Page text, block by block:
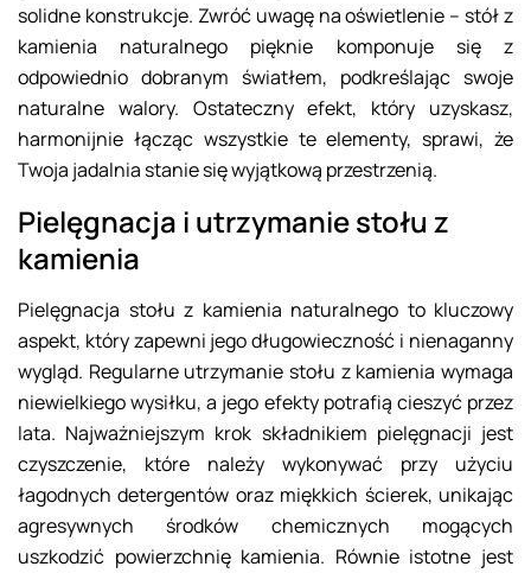
solidne konstrukcje. Zwróć uwagę na oświetlenie – stół z
kamienia naturalnego pięknie komponuje się z
odpowiednio dobranym światłem, podkreślając swoje
naturalne walory. Ostateczny efekt, który uzyskasz,
harmonijnie łącząc wszystkie te elementy, sprawi, że
Twoja jadalnia stanie się wyjątkową przestrzenią.
Pielęgnacja i utrzymanie stołu z
kamienia
Pielęgnacja stołu z kamienia naturalnego to kluczowy
aspekt, który zapewni jego długowieczność i nienaganny
wygląd. Regularne utrzymanie stołu z kamienia wymaga
niewielkiego wysiłku, a jego efekty potrafią cieszyć przez
lata. Najważniejszym krok składnikiem pielęgnacji jest
czyszczenie, które należy wykonywać przy użyciu
łagodnych detergentów oraz miękkich ścierek, unikając
agresywnych środków chemicznych mogących
uszkodzić powierzchnię kamienia. Równie istotne jest